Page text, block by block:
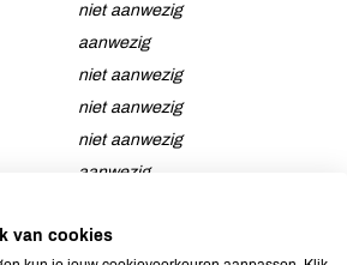
niet aanwezig
aanwezig
niet aanwezig
niet aanwezig
niet aanwezig
aanwezig
niet aanwezig
van cookies